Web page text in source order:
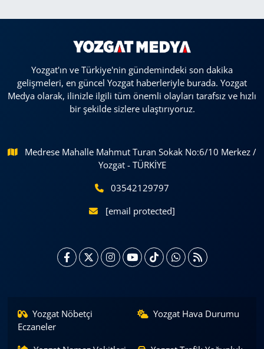
Yozgat'ın ve Türkiye'nin gündemindeki son dakika
gelişmeleri, en güncel Yozgat haberleriyle burada. Yozgat
Medya olarak, ilinizle ilgili tüm önemli olayları tarafsız ve hızlı
bir şekilde sizlere ulaştırıyoruz.
Medrese Mahalle Mahmut Turan Sokak No:6/10 Merkez /
Yozgat - TÜRKİYE
03542129797
[email protected]
Yozgat Nöbetçi
Eczaneler
Yozgat Hava Durumu